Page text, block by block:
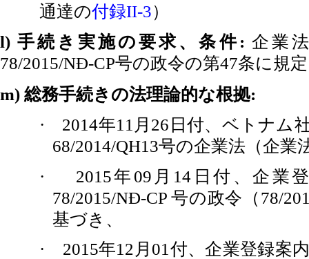
通達の付録II-3）
l)手続き実施の要求、条件: 企業
78/2015/NĐ-CP号の政令の第47条に規
m) 総務手続きの法理論的な根拠:
·
2014年11 月 26 日付、ベトナム
68/2014/QH13号の企業法（企業
· 2015年 09 月 14 日付、企業
78/2015/NĐ-CP号の政令（ 78/
基づき、
· 2015年12 月 01 付、企業登録案